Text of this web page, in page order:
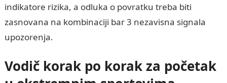
indikatore rizika, a odluka o povratku treba biti
zasnovana na kombinaciji bar 3 nezavisna signala
upozorenja.
Vodič korak po korak za početak